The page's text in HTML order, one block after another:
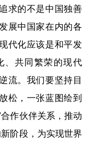
求的不是中国独善
展中国家在内的各
代化应该是和平发
、共同繁荣的现代
流。我们要坚持目
松，一张蓝图绘到
作伙伴关系，推动
阶段，为实现世界